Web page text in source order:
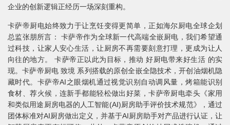
企业的创新逻辑正经历一场深刻重构。
卡萨帝厨电始终致力于让烹饪变得更简单，正如海尔厨电全球企划
总监张朋所言： 卡萨帝作为全球新一代高端全嵌厨电，我们希望通
过科技，让家人安心生活，让厨房不再需要刻意打理，更成为让人
向往的地方。 卡萨帝正以此为目标，推动 好厨电带来好生活 的实
现。卡萨帝厨电 致境 系列搭载的原创全嵌全隐技术，开创油烟机隐
藏时代。卡萨帝AI之眼烟机通过视觉识别自动调风量，烤箱能识别
食材、荐火候，连新手都能轻松做出好菜，卡萨帝厨电牵头《家用
和类似用途厨房电器的人工智能(AI)厨房助手评价技术规范》，通过
团体标准对AI厨房做出定义，并基于AI厨房助手对产品进行认证，让